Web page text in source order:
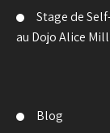
Stage de
au Dojo Alice
Blog